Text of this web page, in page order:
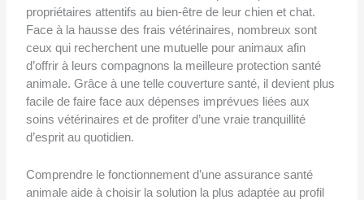
propriétaires attentifs au bien-être de leur chien et chat.
Face à la hausse des frais vétérinaires, nombreux sont
ceux qui recherchent une mutuelle pour animaux afin
d’offrir à leurs compagnons la meilleure protection santé
animale. Grâce à une telle couverture santé, il devient plus
facile de faire face aux dépenses imprévues liées aux
soins vétérinaires et de profiter d’une vraie tranquillité
d’esprit au quotidien.
Comprendre le fonctionnement d’une assurance santé
animale aide à choisir la solution la plus adaptée au profil